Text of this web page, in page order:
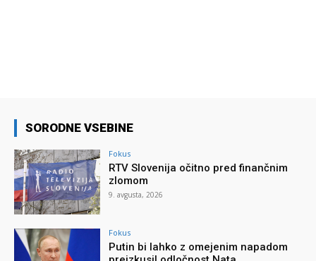
SORODNE VSEBINE
Fokus
RTV Slovenija očitno pred finančnim
zlomom
9. avgusta, 2026
Fokus
Putin bi lahko z omejenim napadom